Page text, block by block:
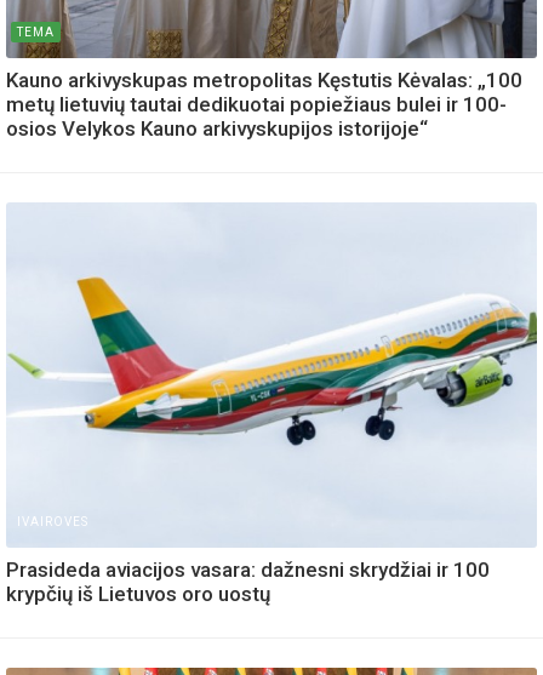
TEMA
Kauno arkivyskupas metropolitas Kęstutis Kėvalas: „100
metų lietuvių tautai dedikuotai popiežiaus bulei ir 100-
osios Velykos Kauno arkivyskupijos istorijoje“
IVAIROVES
Prasideda aviacijos vasara: dažnesni skrydžiai ir 100
krypčių iš Lietuvos oro uostų